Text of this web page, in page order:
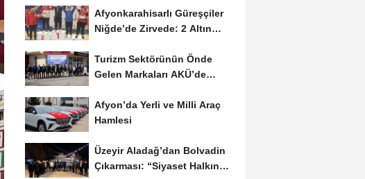
Afyonkarahisarlı Güreşçiler
Niğde’de Zirvede: 2 Altın
Turizm Sektörünün Önde
Gelen Markaları AKÜ’de
Afyon’da Yerli ve Milli Araç
Hamlesi
Üzeyir Aladağ’dan Bolvadin
Çıkarması: “Siyaset Halkın